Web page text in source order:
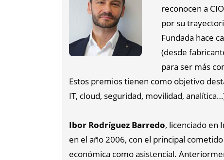
reconocen a
por su
Fundada hace
(desde
para ser más
Estos premios tienen como objetivo
IT, cloud, seguridad, movilidad,
Ibor Rodríguez Barredo, licenciado en
en el año 2006, con el principal
económica como asistencial.